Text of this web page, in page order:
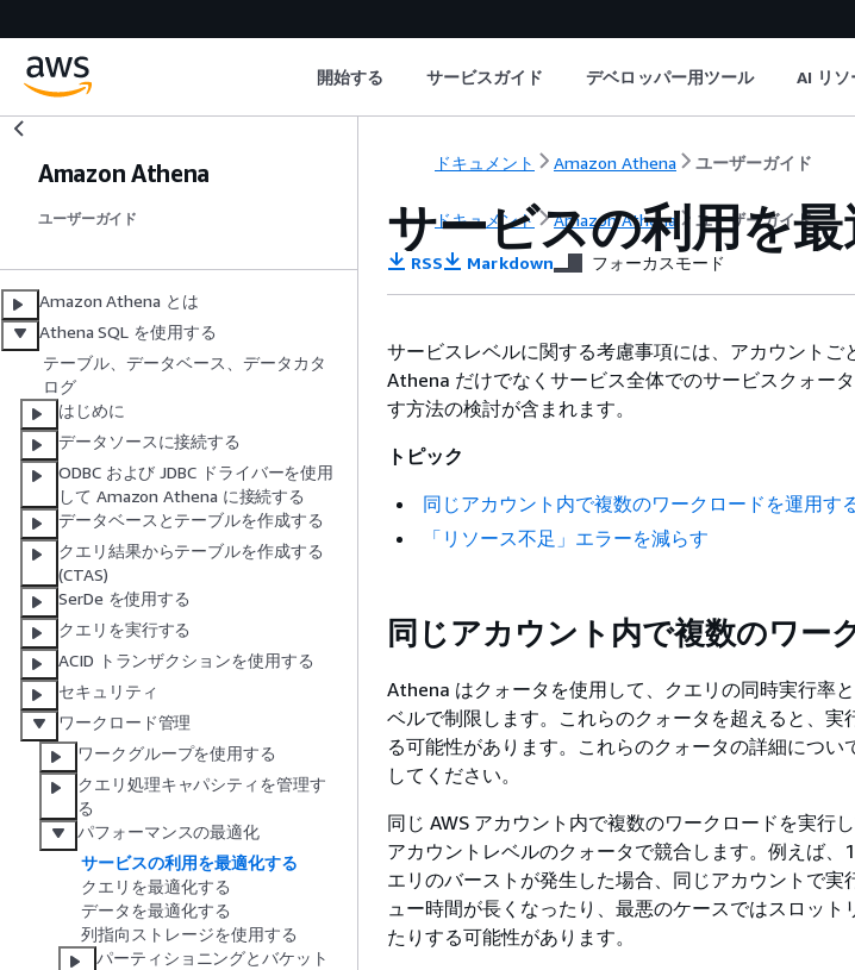
開始する サービスガイド デベロッパー用ツール AI リソ
Amazon Athena
ユーザーガイド
Amazon Athena とは
Athena SQL を使用する
テーブル、データベース、データカタ
ログ
はじめに
データソースに接続する
ODBC および JDBC ドライバーを使用
して Amazon Athena に接続する
データベースとテーブルを作成する
クエリ結果からテーブルを作成する
(CTAS)
SerDe を使用する
クエリを実行する
ACID トランザクションを使用する
セキュリティ
ワークロード管理
ワークグループを使用する
クエリ処理キャパシティを管理す
る
パフォーマンスの最適化
サービスの利用を最適化する
クエリを最適化する
データを最適化する
列指向ストレージを使用する
パーティショニングとバケット
ドキュメント Amazon Athena ユーザーガイド
ドキュメント Amazon Athena ユーザーガイド
サービスの利用を
RSS Markdown フォーカスモード
サービスレベルに関する考慮事項には、アカウントご
Athena だけでなくサービス全体でのサービスクォー
す方法の検討が含まれます。
トピック
同じアカウント内で複数のワークロードを運用す
「リソース不足」エラーを減らす
同じアカウント内で複数のワー
Athena はクォータを使用して、クエリの同時実行率
ベルで制限します。これらのクォータを超えると、実
る可能性があります。これらのクォータの詳細につい
してください。
同じ AWS アカウント内で複数のワークロードを実行
アカウントレベルのクォータで競合します。例えば、
エリのバーストが発生した場合、同じアカウントで実
ュー時間が長くなったり、最悪のケースではスロッ
たりする可能性があります。